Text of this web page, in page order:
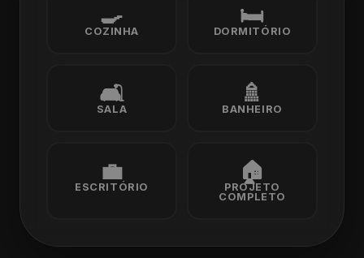
🍳
COZINHA
🛏️
DORMITÓRIO
🛋️
SALA
🚿
BANHEIRO
💼
ESCRITÓRIO
🏠
PROJETO
COMPLETO